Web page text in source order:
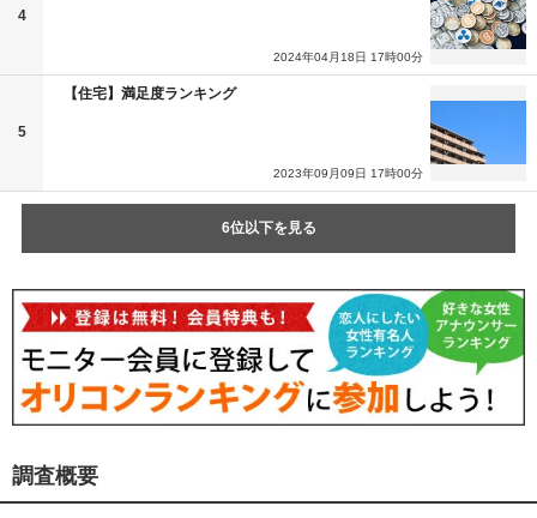
4
2024年04月18日 17時00分
5
【住宅】満足度ランキング
2023年09月09日 17時00分
6位以下を見る
調査概要